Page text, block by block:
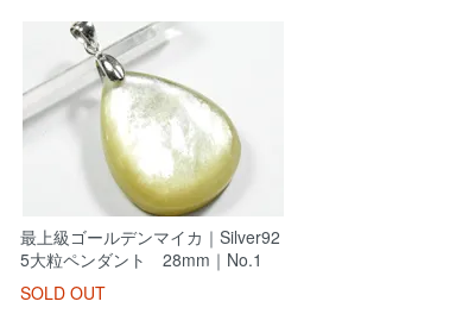
最上級ゴールデンマイカ｜Silver92
5大粒ペンダント 28mm｜No.1
SOLD OUT